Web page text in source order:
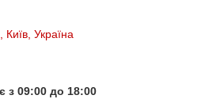
Україна
з 09:00 до 18:00